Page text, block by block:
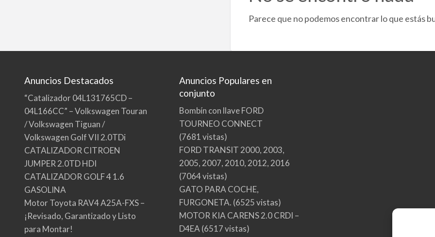
Parece que no podemos encontrar lo que estás
Anuncios Destacados
“Catalizador 04L131765CD –
04L166CC” – Volkswagen Touran
/ Volkswagen Tiguan /
Volkswagen Golf VII 2.0TDi
CATALIZADOR CITROEN
JUMPER 2.0TD HDI
CATALIZADOR GOLF 4 1.6
GASOLINA
Motor Toyota RAV4 A25A-FXS –
¡Revisado, Garantizado y Listo
para Montar!
Anuncios Populares en
conjunto
Bombín con llave FORD
TOURNEO CONNECT
(7681 vistas)
FORD TRANSIT 2000, 2003,
2005, 2007, 2010, 2012, 2016
(7064 vistas)
GATO PARA COCHE,
FURGONETA. (6525 vistas)
MOTOR KIA CARENS 2.0 CRDI –
D4EA (6517 vistas)